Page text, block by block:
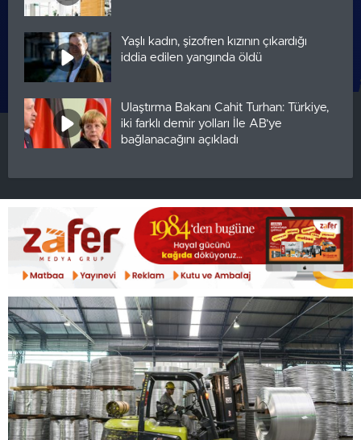
Yaşlı kadın, şizofren kızının çıkardığı
iddia edilen yangında öldü
Ulaştırma Bakanı Cahit Turhan: Türkiye,
iki farklı demir yolları İle AB’ye
bağlanacağını açıkladı